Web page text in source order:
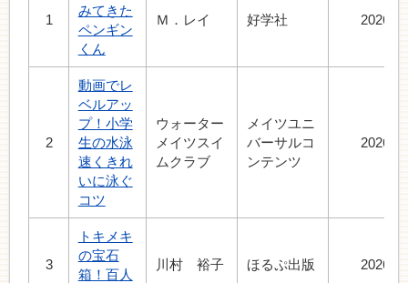
1
みてきた
ペンギン
くん
Ｍ．レイ 好学社 2026.7
2
動画でレ
ベルアッ
プ！小学
生の水泳
速くきれ
いに泳ぐ
コツ
ウォーター
メイツスイ
ムクラブ
メイツユニ
バーサルコ
ンテンツ
2026.5
3
トキメキ
の宝石
箱！百人
川村 裕子 ほるぷ出版 2026.4